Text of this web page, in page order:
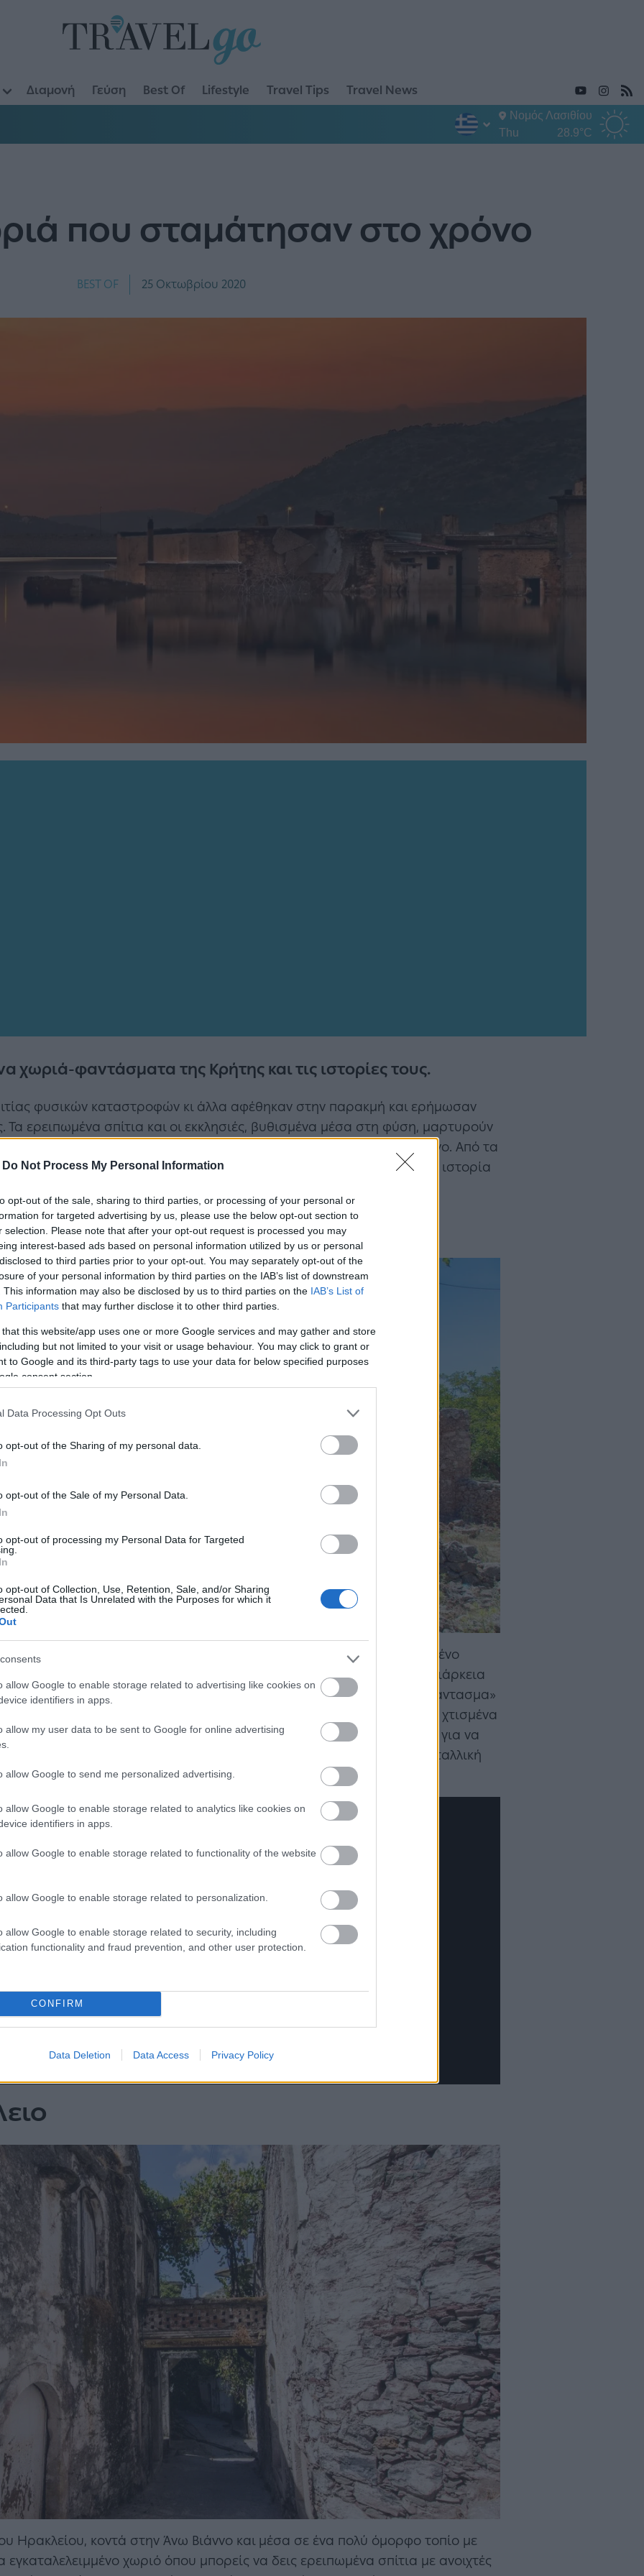
Do Not Process My Personal Information
opt-out of the sale, sharing to third parties, or processing of your personal or
for targeted advertising by us, please use the below opt-out section to
selection. Please note that after your opt-out request is processed you may
interest-based ads based on personal information utilized by us or personal
to third parties prior to your opt-out. You may separately opt-out of the
of your personal information by third parties on the IAB’s list of downstream
This information may also be disclosed by us to third parties on the IAB’s List of
Participants that may further disclose it to other third parties.
that this website/app uses one or more Google services and may gather and store
but not limited to your visit or usage behaviour. You may click to grant or
to Google and its third-party tags to use your data for below specified purposes
consent section.
Data Processing Opt Outs
opt-out of the Sharing of my personal data.
opt-out of the Sale of my Personal Data.
opt-out of processing my Personal Data for Targeted
opt-out of Collection, Use, Retention, Sale, and/or Sharing
Data that Is Unrelated with the Purposes for which it
allow Google to enable storage related to advertising like cookies on
identifiers in apps.
allow my user data to be sent to Google for online advertising
allow Google to send me personalized advertising.
allow Google to enable storage related to analytics like cookies on
identifiers in apps.
allow Google to enable storage related to functionality of the website
allow Google to enable storage related to personalization.
allow Google to enable storage related to security, including
functionality and fraud prevention, and other user protection.
CONFIRM
Data Deletion Data Access Privacy Policy
Διαμονή Γεύση Best Of Lifestyle Travel Tips Travel News
Νομός Λασιθίου
Thu
28.9°C
που σταμάτησαν στο χρόνο
BEST OF 25 Οκτωβρίου 2020
χωριά-φαντάσματα της Κρήτης και τις ιστορίες τους.
φυσικών καταστροφών κι άλλα αφέθηκαν στην παρακμή και ερήμωσαν
Τα ερειπωμένα σπίτια και οι εκκλησιές, βυθισμένα μέσα στη φύση, μαρτυρούν
κάθε επίσκεψη σε αυτά τα χωριά μοιάζει με ένα ταξίδι στο χρόνο. Από τα
εγκαταλελειμμένα«χωριά-φαντάσματα» της Κρήτης
και μάθετε την ιστορία
Χανιά
χωριό Ανώπολη στα Σφακιά της Κρήτης, βρίσκεται το εγκαταλελειμμένο
μέσα από διηγήσεις, το μικρό αυτό χωριό ερήμωσε κατά τη διάρκεια
μιας βεντέτας για το κουδούνι μιας κατσίκας! Σήμερα το «χωριό-φάντασμα»
βόλτα μέσα στα στενά μονοπάτια και στα σπίτια του, που είναι χτισμένα
αρχιτεκτονική. Αρκετοί τουρίστες επισκέπτονται το μέρος για να
αλλά και για να κάνουν bungee jumping στα 138 μέτρα από τη μεταλλική
Ηρακλείου, κοντά στην Άνω Βιάννο και μέσα σε ένα πολύ όμορφο τοπίο με
χωριό όπου μπορείς να δεις ερειπωμένα σπίτια με ανοιχτές